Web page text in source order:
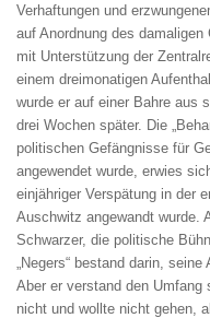
Verhaftungen und
auf Anordnung des
mit Unterstützung der
einem dreimonatigen
wurde er auf einer Bahre aus
drei Wochen später. Die
politischen Gefängnisse für
angewendet wurde, erwies
einjähriger Verspätung in der
Auschwitz angewandt wurde.
Schwarzer, die politische
„Negers“ bestand darin,
Aber er verstand den
nicht und wollte nicht gehen,